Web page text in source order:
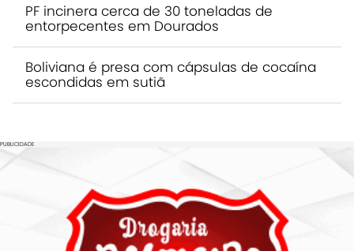
PF incinera cerca de 30 toneladas de
entorpecentes em Dourados
Boliviana é presa com cápsulas de cocaína
escondidas em sutiã
PUBLICIDADE